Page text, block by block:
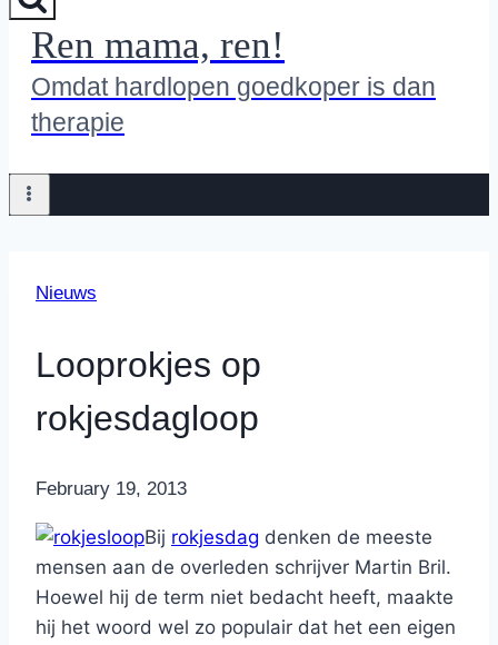
Ren mama, ren!
Omdat hardlopen goedkoper is dan
therapie
Nieuws
Looprokjes op
rokjesdagloop
ByNicole
February 19, 2013
Bij rokjesdag denken de meeste
mensen aan de overleden schrijver Martin Bril.
Hoewel hij de term niet bedacht heeft, maakte
hij het woord wel zo populair dat het een eigen